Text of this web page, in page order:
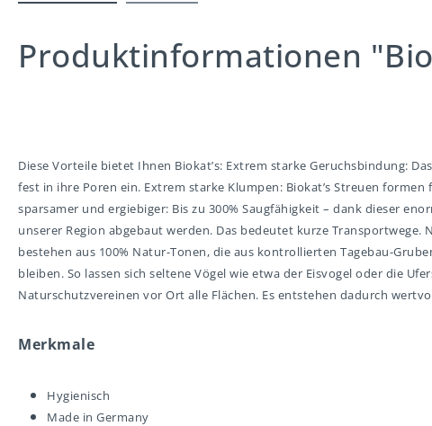
Produktinformationen
Diese Vorteile bietet Ihnen Biokat’s: Extrem starke Geruchsbindung:
fest in ihre Poren ein. Extrem starke Klumpen: Biokat’s Streuen
sparsamer und ergiebiger: Bis zu 300% Saugfähigkeit – dank dieser
unserer Region abgebaut werden. Das bedeutet kurze
bestehen aus 100% Natur-Tonen, die aus kontrollierten Tagebau-
bleiben. So lassen sich seltene Vögel wie etwa der Eisvogel oder die
Naturschutzvereinen vor Ort alle Flächen. Es entstehen dadurch
Merkmale
Hygienisch
Made in Germany